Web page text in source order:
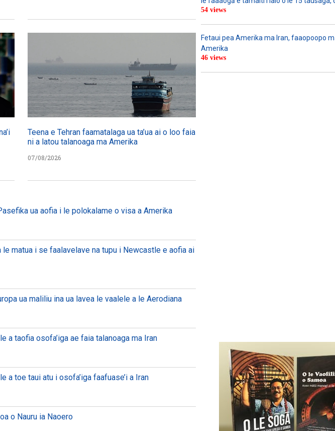
Teena e Tehran faamatalaga ua ta’ua ai o loo faia
ni a latou talanoaga ma Amerika
07/08/2026
54 views
Fetaui pea Amerika ma Iran, faaopoopo
Amerika
46 views
ua aofia i le polokalame o visa a Amerika
le matua i se faalavelave na tupu i Newcastle e aofia ai
ua maliliu ina ua lavea le vaalele a le Aerodiana
a taofia osofa’iga ae faia talanoaga ma Iran
a toe taui atu i osofa’iga faafuase’i a Iran
o Nauru ia Naoero